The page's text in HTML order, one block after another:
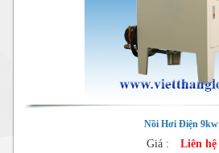
Nồi Hơi Điện 9kw
Giá : Liên hệ